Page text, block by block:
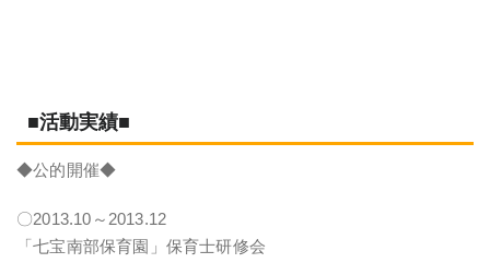
■活動実績■
◆公的開催◆
〇2013.10～2013.12
「七宝南部保育園」保育士研修会